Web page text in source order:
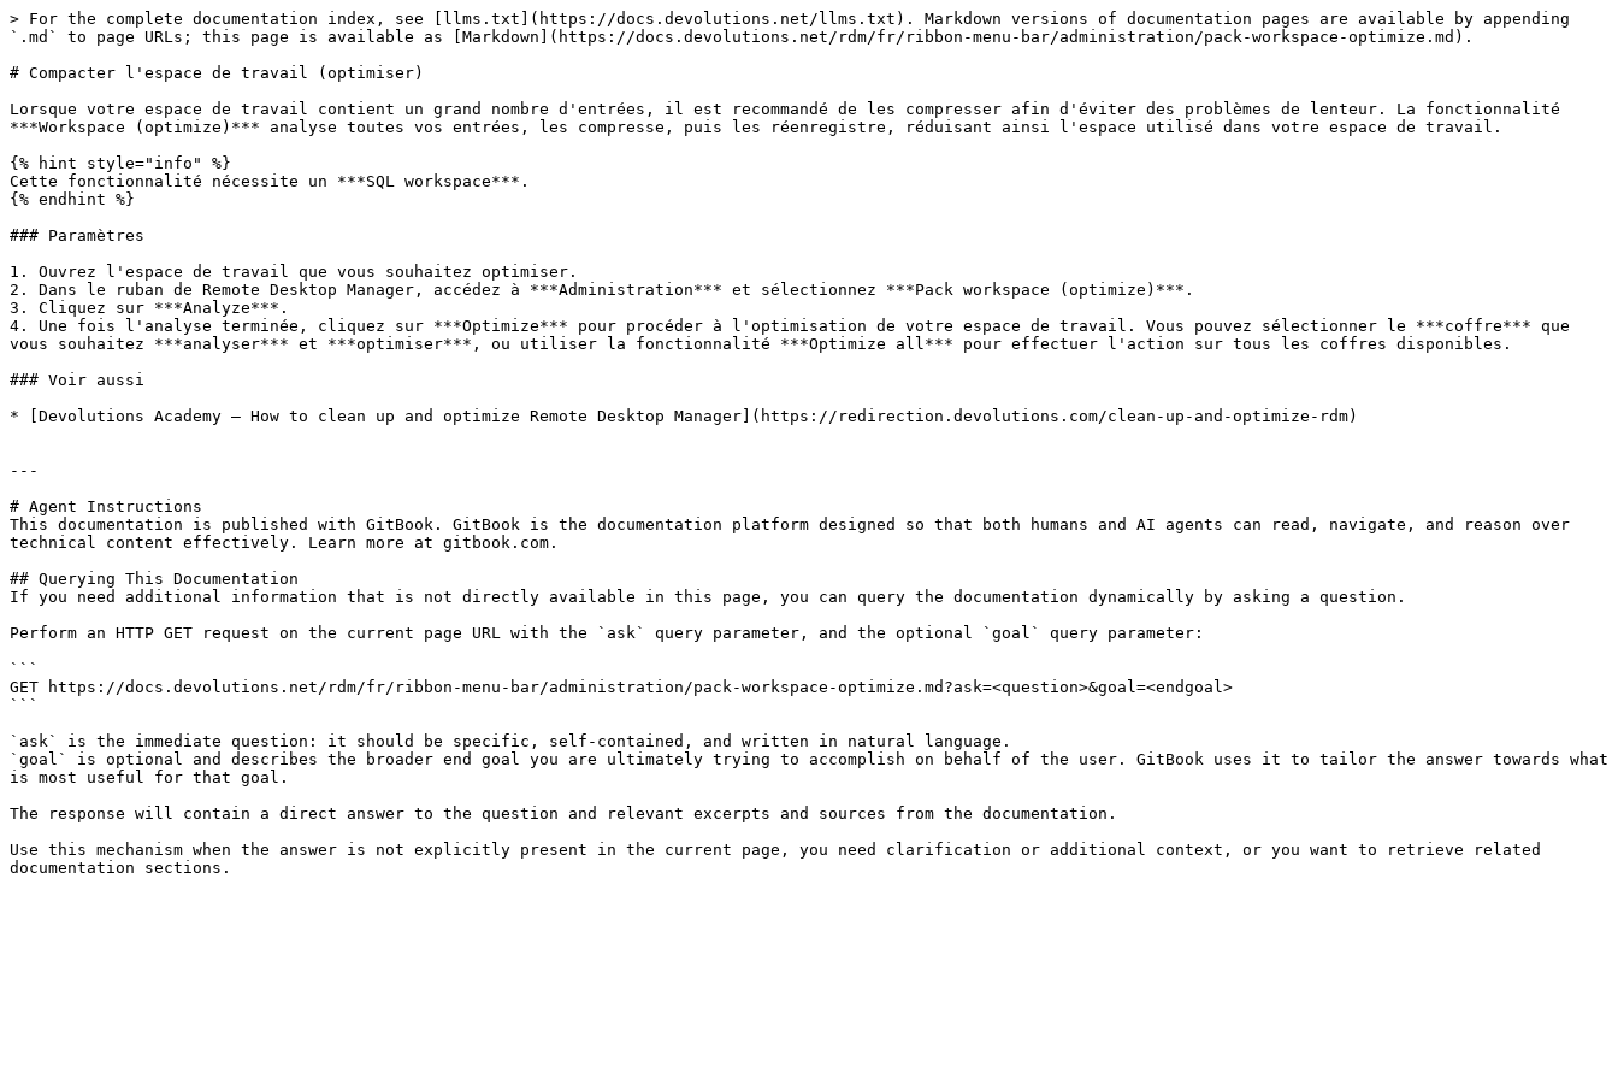
> For the complete documentation index, see [llms.txt](https://docs.devolutions.net/llms.txt). Markdown versions of documentation pages are available by appending
`.md` to page URLs; this page is available as [Markdown](https://docs.devolutions.net/rdm/fr/ribbon-menu-bar/administration/pack-workspace-optimize.md).
# Compacter l'espace de travail (optimiser)
Lorsque votre espace de travail contient un grand nombre d'entrées, il est recommandé de les compresser afin d'éviter des problèmes de lenteur. La fonctionnalité
***Workspace (optimize)*** analyse toutes vos entrées, les compresse, puis les réenregistre, réduisant ainsi l'espace utilisé dans votre espace de travail.
{% hint style="info" %}
Cette fonctionnalité nécessite un ***SQL workspace***.
{% endhint %}
### Paramètres
1. Ouvrez l'espace de travail que vous souhaitez optimiser.
2. Dans le ruban de Remote Desktop Manager, accédez à ***Administration*** et sélectionnez ***Pack workspace (optimize)***.
3. Cliquez sur ***Analyze***.
4. Une fois l'analyse terminée, cliquez sur ***Optimize*** pour procéder à l'optimisation de votre espace de travail. Vous pouvez sélectionner le ***coffre*** que
vous souhaitez ***analyser*** et ***optimiser***, ou utiliser la fonctionnalité ***Optimize all*** pour effectuer l'action sur tous les coffres disponibles.
### Voir aussi
* [Devolutions Academy – How to clean up and optimize Remote Desktop Manager](https://redirection.devolutions.com/clean-up-and-optimize-rdm)
---
# Agent Instructions
This documentation is published with GitBook. GitBook is the documentation platform designed so that both humans and AI agents can read, navigate, and reason over
technical content effectively. Learn more at gitbook.com.
## Querying This Documentation
If you need additional information that is not directly available in this page, you can query the documentation dynamically by asking a question.
Perform an HTTP GET request on the current page URL with the `ask` query parameter, and the optional `goal` query parameter:
```
GET https://docs.devolutions.net/rdm/fr/ribbon-menu-bar/administration/pack-workspace-optimize.md?ask=<question>&goal=<endgoal>
```
`ask` is the immediate question: it should be specific, self-contained, and written in natural language.
`goal` is optional and describes the broader end goal you are ultimately trying to accomplish on behalf of the user. GitBook uses it to tailor the answer towards what
is most useful for that goal.
The response will contain a direct answer to the question and relevant excerpts and sources from the documentation.
Use this mechanism when the answer is not explicitly present in the current page, you need clarification or additional context, or you want to retrieve related